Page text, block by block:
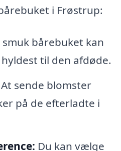
i Frøstrup:
smuk bårebuket kan
til den afdøde.
At sende blomster
på de efterladte i
Du kan vælge